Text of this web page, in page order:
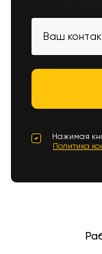
Нажимая
Политика